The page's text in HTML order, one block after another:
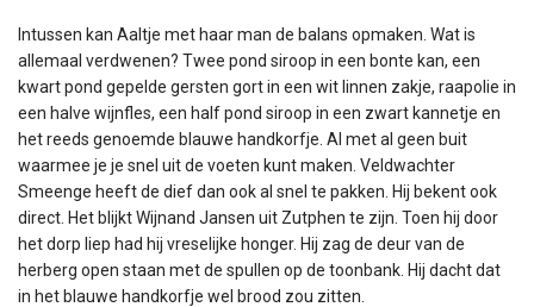
Intussen kan Aaltje met haar man de balans opmaken. Wat is
allemaal verdwenen? Twee pond siroop in een bonte kan, een
kwart pond gepelde gersten gort in een wit linnen zakje, raapolie in
een halve wijnfles, een half pond siroop in een zwart kannetje en
het reeds genoemde blauwe handkorfje. Al met al geen buit
waarmee je je snel uit de voeten kunt maken. Veldwachter
Smeenge heeft de dief dan ook al snel te pakken. Hij bekent ook
direct. Het blijkt Wijnand Jansen uit Zutphen te zijn. Toen hij door
het dorp liep had hij vreselijke honger. Hij zag de deur van de
herberg open staan met de spullen op de toonbank. Hij dacht dat
in het blauwe handkorfje wel brood zou zitten.